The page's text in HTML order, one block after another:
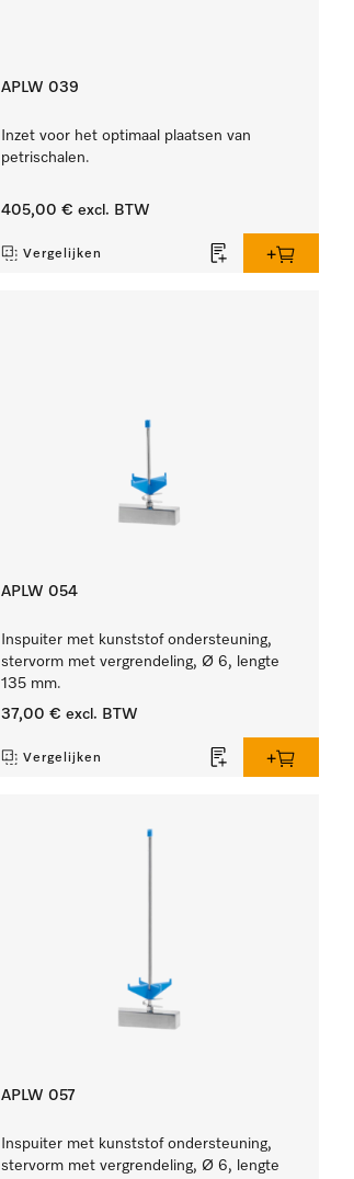
APLW 039
Inzet voor het optimaal plaatsen van
petrischalen.
405,00 € excl. BTW
Vergelijken
APLW 054
Inspuiter met kunststof ondersteuning,
stervorm met vergrendeling, Ø 6, lengte
135 mm.
37,00 € excl. BTW
Vergelijken
APLW 057
Inspuiter met kunststof ondersteuning,
stervorm met vergrendeling, Ø 6, lengte